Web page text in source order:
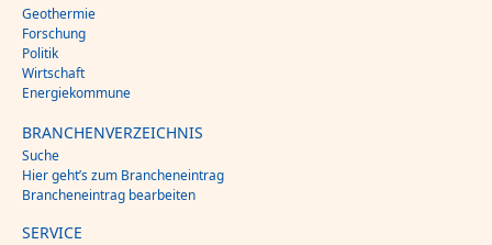
Geothermie
Forschung
Politik
Wirtschaft
Energiekommune
BRANCHENVERZEICHNIS
Suche
Hier geht’s zum Brancheneintrag
Brancheneintrag bearbeiten
SERVICE